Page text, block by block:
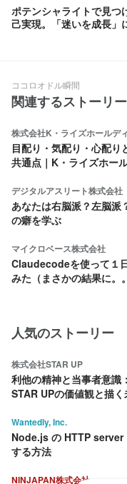
ポテンシャライトで見つ
己実現。「迷いを成長」
ココロオドル瞬間
関連するストーリー
株式会社K・ライズホールデ
目配り・気配り・心配り
共通点｜K・ライズホー
デジタルアスリート株式会社
あなたは右脳派？左脳派
の癖を学ぶ
マイクロベース株式会社
Claudecodeを使って１
みた（まさかの結果に。
人気のストーリー
株式会社STAR UP
利他の精神と当事者意識
STAR UPの価値観と描く
Wantedly, Inc.
Node.js の HTTP server
する方法
NINJAPAN株式会社